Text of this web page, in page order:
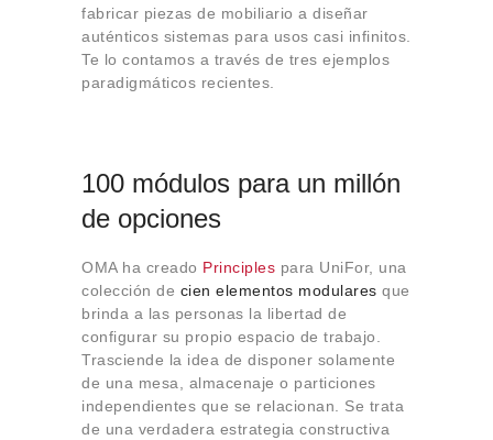
fabricar piezas de mobiliario a diseñar
auténticos sistemas para usos casi infinitos.
Te lo contamos a través de tres ejemplos
paradigmáticos recientes.
100 módulos para un millón
de opciones
OMA ha creado Principles para UniFor, una
colección de cien elementos modulares que
brinda a las personas la libertad de
configurar su propio espacio de trabajo.
Trasciende la idea de disponer solamente
de una mesa, almacenaje o particiones
independientes que se relacionan. Se trata
de una verdadera estrategia constructiva